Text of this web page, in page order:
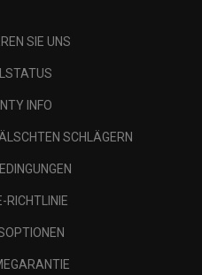
SIE UNS
INFO
SCHLÄGERN
RICHTLINIE